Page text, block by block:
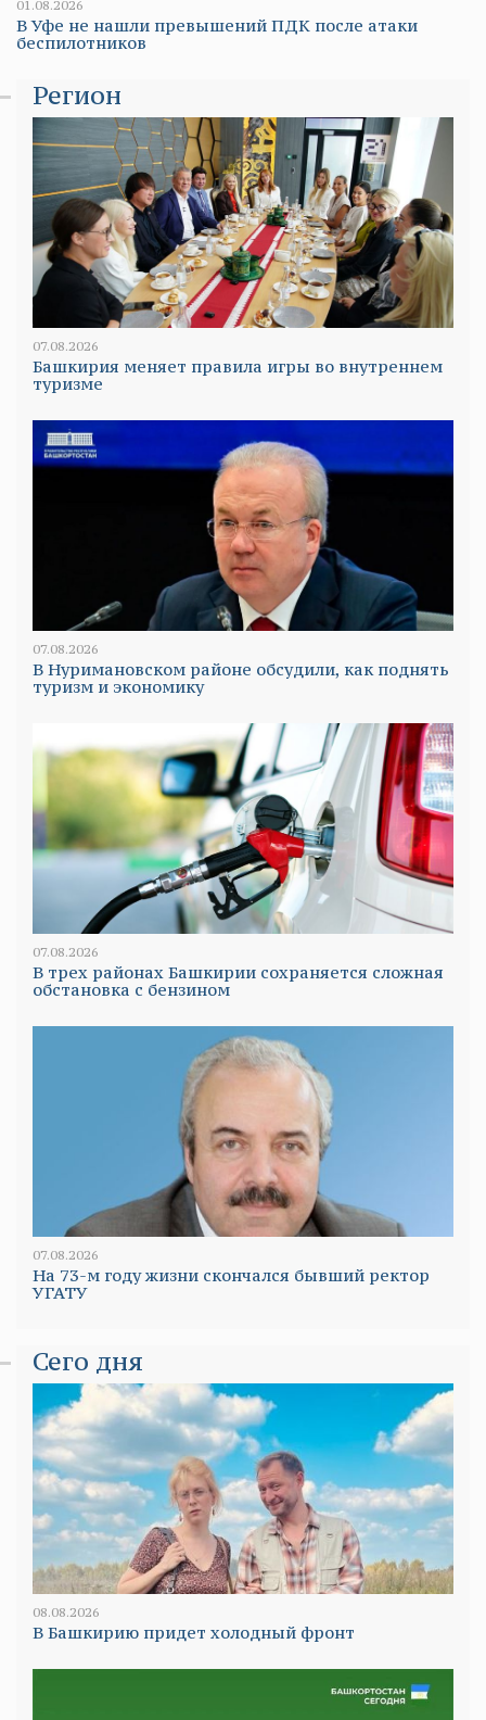
01.08.2026
В Уфе не нашли превышений ПДК после атаки
беспилотников
Регион
07.08.2026
Башкирия меняет правила игры во внутреннем
туризме
07.08.2026
В Нуримановском районе обсудили, как поднять
туризм и экономику
07.08.2026
В трех районах Башкирии сохраняется сложная
обстановка с бензином
07.08.2026
На 73-м году жизни скончался бывший ректор
УГАТУ
Сего дня
08.08.2026
В Башкирию придет холодный фронт